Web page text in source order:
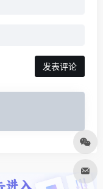
发表评论